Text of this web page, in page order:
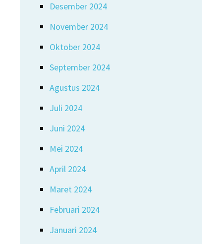
Desember 2024
November 2024
Oktober 2024
September 2024
Agustus 2024
Juli 2024
Juni 2024
Mei 2024
April 2024
Maret 2024
Februari 2024
Januari 2024